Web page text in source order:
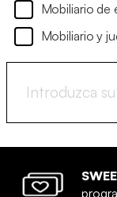
Mobiliario de
Mobiliario y